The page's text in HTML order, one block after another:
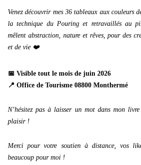
Venez découvrir mes 36 tableaux aux couleurs
la technique du Pouring et retravaillés au
mêlent abstraction, nature et rêves, pour des
et de vie ❤️
📅 Visible tout le mois de juin 2026
📍 Office de Tourisme 08800 Monthermé
N’hésitez pas à laisser un mot dans mon
plaisir !
Merci pour votre soutien à distance, vos
beaucoup pour moi !